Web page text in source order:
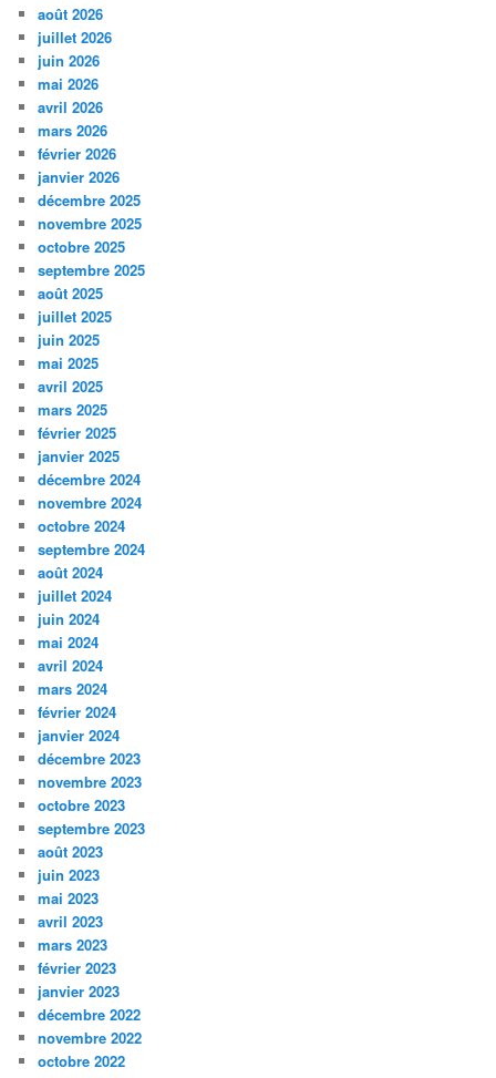
août 2026
juillet 2026
juin 2026
mai 2026
avril 2026
mars 2026
février 2026
janvier 2026
décembre 2025
novembre 2025
octobre 2025
septembre 2025
août 2025
juillet 2025
juin 2025
mai 2025
avril 2025
mars 2025
février 2025
janvier 2025
décembre 2024
novembre 2024
octobre 2024
septembre 2024
août 2024
juillet 2024
juin 2024
mai 2024
avril 2024
mars 2024
février 2024
janvier 2024
décembre 2023
novembre 2023
octobre 2023
septembre 2023
août 2023
juin 2023
mai 2023
avril 2023
mars 2023
février 2023
janvier 2023
décembre 2022
novembre 2022
octobre 2022